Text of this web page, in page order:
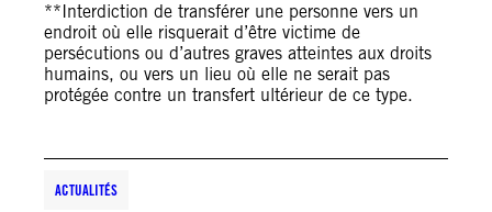
**Interdiction de transférer une personne vers un
endroit où elle risquerait d’être victime de
persécutions ou d’autres graves atteintes aux droits
humains, ou vers un lieu où elle ne serait pas
protégée contre un transfert ultérieur de ce type.
ACTUALITÉS